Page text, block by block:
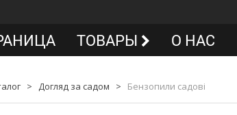
ТОВАРЫ О НАС
> Догляд за садом > Бензопили садові